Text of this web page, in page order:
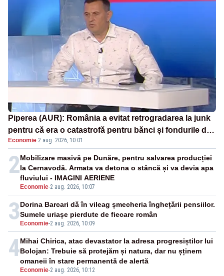
Piperea (AUR): România a evitat retrogradarea la junk
pentru că era o catastrofă pentru bănci și fondurile de
pensii
Economie·2 aug. 2026, 10:01
2
Economie-2 aug. 2026, 10:07
Mobilizare masivă pe Dunăre, pentru salvarea producției
la Cernavodă. Armata va detona o stâncă și va devia apa
fluviului - IMAGINI AERIENE
3 Economie-2 aug. 2026, 10:09
Dorina Barcari dă în vileag șmecheria înghețării pensiilor.
Sumele uriașe pierdute de fiecare român
4
Economie-2 aug. 2026, 10:12
Mihai Chirica, atac devastator la adresa progresiștilor lui
Bolojan: Trebuie să protejăm și natura, dar nu șținem
omaneii în stare permanentă de alertă